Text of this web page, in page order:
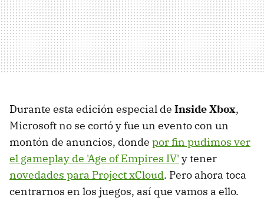
Durante esta edición especial de Inside Xbox,
Microsoft no se cortó y fue un evento con un
montón de anuncios, donde por fin pudimos ver
el gameplay de 'Age of Empires IV' y tener
novedades para Project xCloud. Pero ahora toca
centrarnos en los juegos, así que vamos a ello.